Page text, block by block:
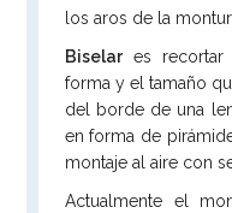
los aros de la
Biselares recortar
forma y el tamaño
del borde de una
en forma de
montaje al aire con
Actualmente el